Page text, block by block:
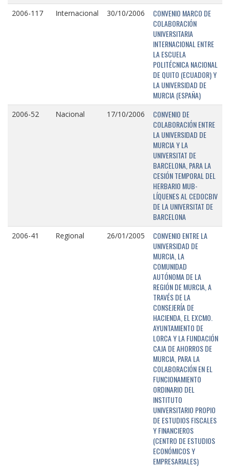
2006-117 Internacional 30/10/2006
CONVENIO MARCO DE
COLABORACIÓN
UNIVERSITARIA
INTERNACIONAL ENTRE
LA ESCUELA
POLITÉCNICA NACIONAL
DE QUITO (ECUADOR) Y
LA UNIVERSIDAD DE
MURCIA (ESPAÑA)
2006-52 Nacional 17/10/2006
CONVENIO DE
COLABORACIÓN ENTRE
LA UNIVERSIDAD DE
MURCIA Y LA
UNIVERSITAT DE
BARCELONA, PARA LA
CESIÓN TEMPORAL DEL
HERBARIO MUB-
LÍQUENES AL CEDOCBIV
DE LA UNIVERSITAT DE
BARCELONA
2006-41 Regional 26/01/2005
CONVENIO ENTRE LA
UNIVERSIDAD DE
MURCIA, LA
COMUNIDAD
AUTÓNOMA DE LA
REGIÓN DE MURCIA, A
TRAVÉS DE LA
CONSEJERÍA DE
HACIENDA, EL EXCMO.
AYUNTAMIENTO DE
LORCA Y LA FUNDACIÓN
CAJA DE AHORROS DE
MURCIA, PARA LA
COLABORACIÓN EN EL
FUNCIONAMIENTO
ORDINARIO DEL
INSTITUTO
UNIVERSITARIO PROPIO
DE ESTUDIOS FISCALES
Y FINANCIEROS
(CENTRO DE ESTUDIOS
ECONÓMICOS Y
EMPRESARIALES)